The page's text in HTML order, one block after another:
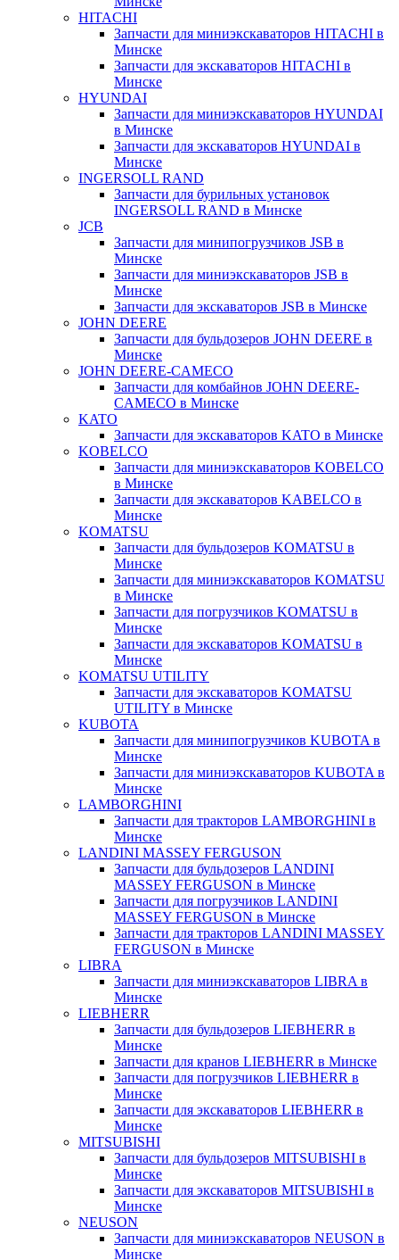
HITACHI
Запчасти для миниэкскаваторов HITACHI в
Минске
Запчасти для экскаваторов HITACHI в
Минске
HYUNDAI
Запчасти для миниэкскаваторов HYUNDAI
в Минске
Запчасти для экскаваторов HYUNDAI в
Минске
INGERSOLL RAND
Запчасти для бурильных установок
INGERSOLL RAND в Минске
JCB
Запчасти для минипогрузчиков JSB в
Минске
Запчасти для миниэкскаваторов JSB в
Минске
Запчасти для экскаваторов JSB в Минске
JOHN DEERE
Запчасти для бульдозеров JOHN DEERE в
Минске
JOHN DEERE-CAMECO
Запчасти для комбайнов JOHN DEERE-
CAMECO в Минске
KATO
Запчасти для экскаваторов KATO в Минске
KOBELCO
Запчасти для миниэкскаваторов KOBELCO
в Минске
Запчасти для экскаваторов KABELCO в
Минске
KOMATSU
Запчасти для бульдозеров KOMATSU в
Минске
Запчасти для миниэкскаваторов KOMATSU
в Минске
Запчасти для погрузчиков KOMATSU в
Минске
Запчасти для экскаваторов KOMATSU в
Минске
KOMATSU UTILITY
Запчасти для экскаваторов KOMATSU
UTILITY в Минске
KUBOTA
Запчасти для минипогрузчиков KUBOTA в
Минске
Запчасти для миниэкскаваторов KUBOTA в
Минске
LAMBORGHINI
Запчасти для тракторов LAMBORGHINI в
Минске
LANDINI MASSEY FERGUSON
Запчасти для бульдозеров LANDINI
MASSEY FERGUSON в Минске
Запчасти для погрузчиков LANDINI
MASSEY FERGUSON в Минске
Запчасти для тракторов LANDINI MASSEY
FERGUSON в Минске
LIBRA
Запчасти для миниэкскаваторов LIBRA в
Минске
LIEBHERR
Запчасти для бульдозеров LIEBHERR в
Минске
Запчасти для кранов LIEBHERR в Минске
Запчасти для погрузчиков LIEBHERR в
Минске
Запчасти для экскаваторов LIEBHERR в
Минске
MITSUBISHI
Запчасти для бульдозеров MITSUBISHI в
Минске
Запчасти для экскаваторов MITSUBISHI в
Минске
NEUSON
Запчасти для миниэкскаваторов NEUSON в
Минске